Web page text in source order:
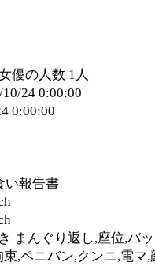
優の人数 1人
24 0:00:00
0:00:00
い報告書
まんぐり返し,座位,バ
,ペニバン,クンニ,電マ,